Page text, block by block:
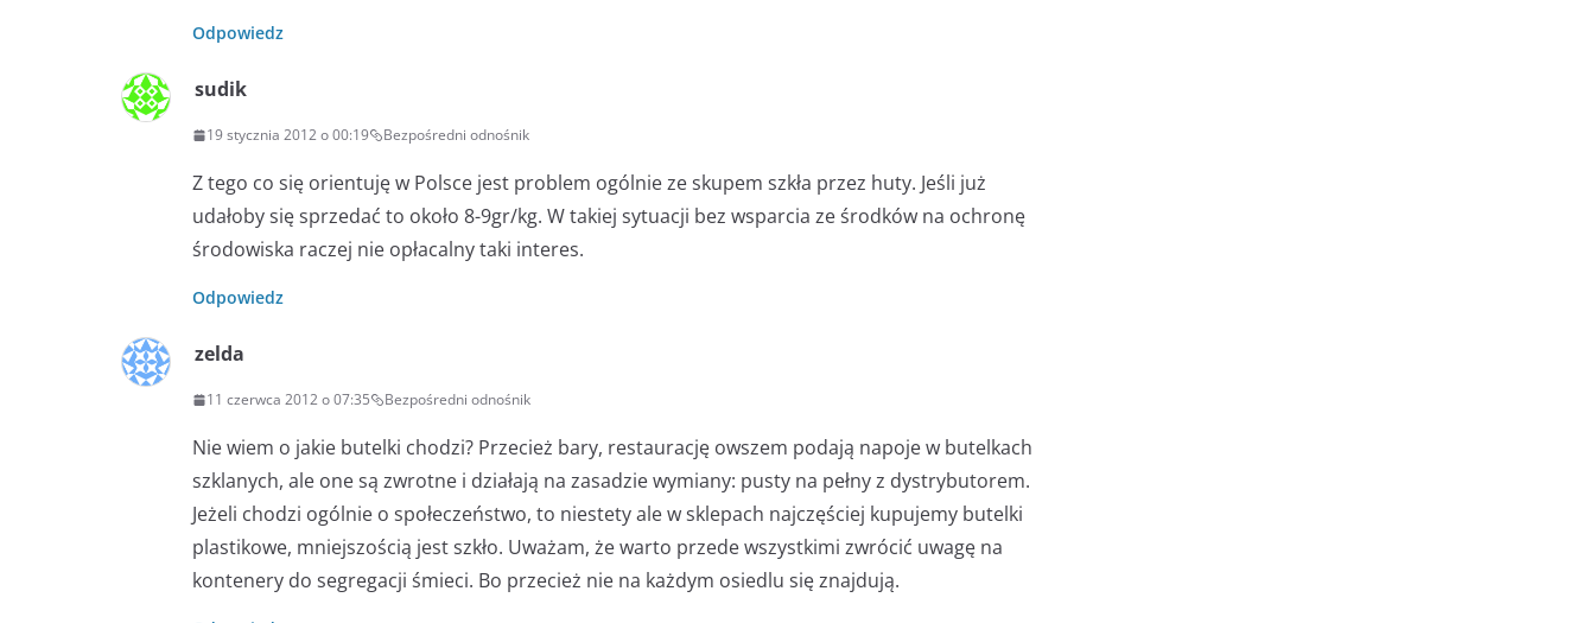
Odpowiedz
sudik
19 stycznia 2012 o 00:19 Bezpośredni odnośnik
Z tego co się orientuję w Polsce jest problem ogólnie ze skupem szkła przez huty. Jeśli już
udałoby się sprzedać to około 8-9gr/kg. W takiej sytuacji bez wsparcia ze środków na ochronę
środowiska raczej nie opłacalny taki interes.
Odpowiedz
zelda
11 czerwca 2012 o 07:35 Bezpośredni odnośnik
Nie wiem o jakie butelki chodzi? Przecież bary, restaurację owszem podają napoje w butelkach
szklanych, ale one są zwrotne i działają na zasadzie wymiany: pusty na pełny z dystrybutorem.
Jeżeli chodzi ogólnie o społeczeństwo, to niestety ale w sklepach najczęściej kupujemy butelki
plastikowe, mniejszością jest szkło. Uważam, że warto przede wszystkimi zwrócić uwagę na
kontenery do segregacji śmieci. Bo przecież nie na każdym osiedlu się znajdują.